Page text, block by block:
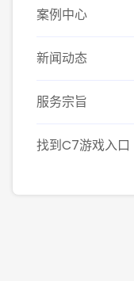
案例中心
新闻动态
服务宗旨
找到C7游戏入口